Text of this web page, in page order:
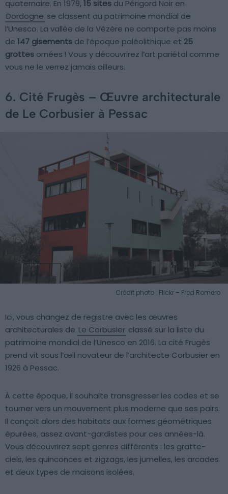
quaternaire. En 1979, 15 sites du Périgord Noir en
Dordogne se classent au patrimoine mondial de
l’Unesco. La vallée de la Vézère ne comporte pas moins
de 147 gisements de l’époque paléolithique et 25
grottes ornées ! Vous y découvrirez l’art pariétal comme
vous ne le verrez jamais ailleurs.
6. Cité Frugès – Œuvre architecturale
de Le Corbusier à Pessac
Crédit photo : Flickr – Fred Romero
Ici, vous changez de registre avec les œuvres
architecturales de Le Corbusier classé sur la liste du
patrimoine mondial de l’Unesco en 2016. La cité Frugès
prend vit sous l’œil novateur de l’architecte Corbusier en
1926 à Pessac.
À cette époque, il souhaite transgresser les codes et se
tourner vers un mouvement plus moderne que ses pairs.
Il conçoit alors des habitats aux formes géométriques
épurées, assez avant-gardistes pour ces années-là.
Vous découvrirez sept genres différents : les gratte-
ciels, les quinconces et zigzags, les jumelles, les arcades
et deux types de maisons isolées.